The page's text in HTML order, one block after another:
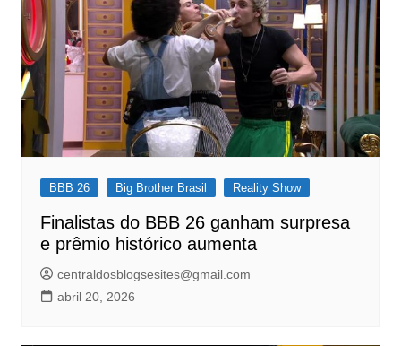
BBB 26 Big Brother Brasil Reality Show
Finalistas do BBB 26 ganham surpresa
e prêmio histórico aumenta
centraldosblogsesites@gmail.com
abril 20, 2026